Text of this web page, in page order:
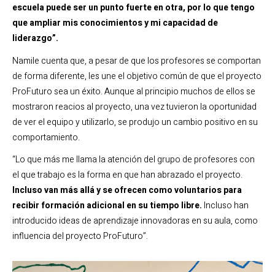
escuela puede ser un punto fuerte en otra, por lo que tengo
que ampliar mis conocimientos y mi capacidad de
liderazgo”.
Namile cuenta que, a pesar de que los profesores se comportan
de forma diferente, les une el objetivo común de que el proyecto
ProFuturo sea un éxito. Aunque al principio muchos de ellos se
mostraron reacios al proyecto, una vez tuvieron la oportunidad
de ver el equipo y utilizarlo, se produjo un cambio positivo en su
comportamiento.
“Lo que más me llama la atención del grupo de profesores con
el que trabajo es la forma en que han abrazado el proyecto.
Incluso van más allá y se ofrecen como voluntarios para
recibir formación adicional en su tiempo libre. Incluso han
introducido ideas de aprendizaje innovadoras en su aula, como
influencia del proyecto ProFuturo”.